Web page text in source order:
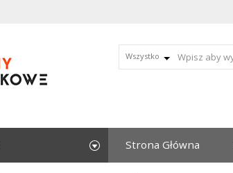
Wszystko
Strona Główna